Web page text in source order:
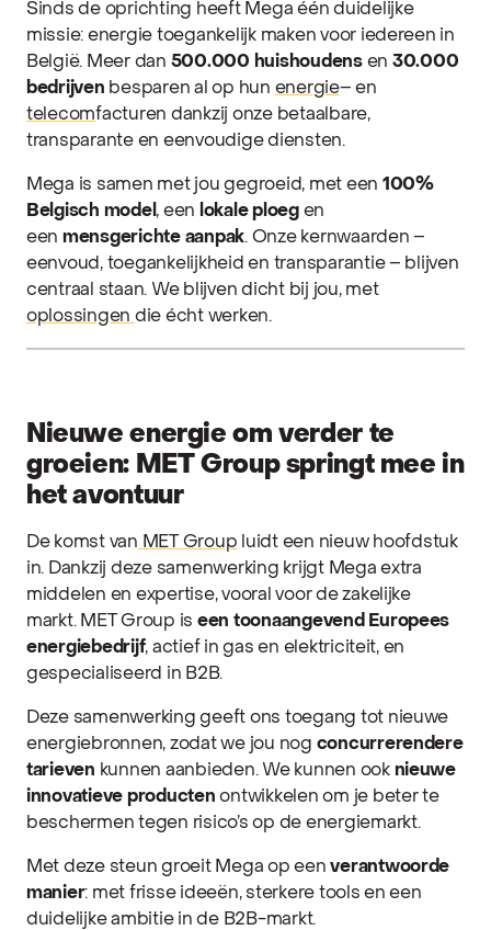
Sinds de oprichting heeft Mega één duidelijke
missie: energie toegankelijk maken voor iedereen in
België. Meer dan 500.000 huishoudensen 30.000
bedrijven besparen al op hun energie– en
telecomfacturen dankzij onze betaalbare,
transparante en eenvoudige diensten.
Mega is samen met jou gegroeid, met een 100%
Belgisch model , een lokale ploegen
een mensgerichte aanpak. Onze kernwaarden –
eenvoud, toegankelijkheid en transparantie – blijven
centraal staan. We blijven dicht bij jou, met
oplossingen die écht werken.
Nieuwe energie om verder te
groeien: MET Group springt mee in
het avontuur
De komst van MET Group luidt een nieuw hoofdstuk
in. Dankzij deze samenwerking krijgt Mega extra
middelen en expertise, vooral voor de zakelijke
markt. MET Group is een toonaangevend Europees
energiebedrijf, actief in gas en elektriciteit, en
gespecialiseerd in B2B.
Deze samenwerking geeft ons toegang tot nieuwe
energiebronnen, zodat we jou nog concurrerendere
tarieven kunnen aanbieden. We kunnen ook nieuwe
innovatieve producten ontwikkelen om je beter te
beschermen tegen risico’s op de energiemarkt.
Met deze steun groeit Mega op eenverantwoorde
manier: met frisse ideeën, sterkere tools en een
duidelijke ambitie in de B2B-markt.